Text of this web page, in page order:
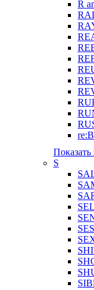
R
Показать
S